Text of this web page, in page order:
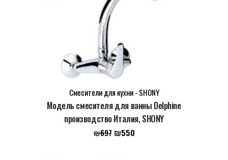
Смесители для кухни - SHONY
Модель смесителя для ванны Delphine
производство Италия, SHONY
₪697 Первоначальная
₪550Текущая